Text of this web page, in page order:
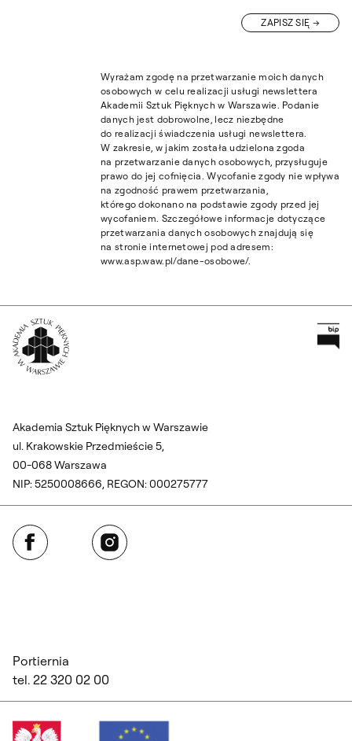
ZAPISZ SIĘ
Wyrażam zgodę na przetwarzanie moich danych
osobowych w celu realizacji usługi newslettera
Akademii Sztuk Pięknych w Warszawie. Podanie
danych jest dobrowolne, lecz niezbędne
do realizacji świadczenia usługi newslettera.
W zakresie, w jakim została udzielona zgoda
na przetwarzanie danych osobowych, przysługuje
prawo do jej cofnięcia. Wycofanie zgody nie wpływa
na zgodność prawem przetwarzania,
którego dokonano na podstawie zgody przed jej
wycofaniem. Szczegółowe informacje dotyczące
przetwarzania danych osobowych znajdują się
na stronie internetowej pod adresem:
www.asp.waw.pl/dane-osobowe/.
Akademia Sztuk Pięknych w Warszawie
ul. Krakowskie Przedmieście 5,
00-068 Warszawa
NIP: 5250008666, REGON: 000275777
Facebook Instagram
Portiernia
tel. 22 320 02 00